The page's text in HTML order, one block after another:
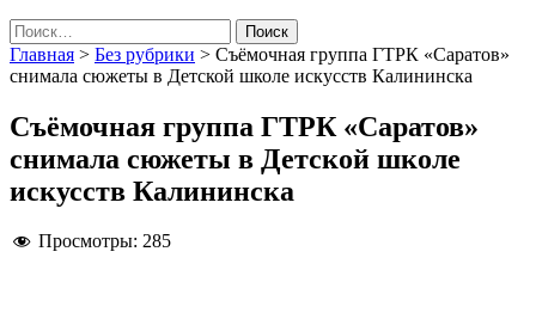
Найти:
Главная > Без рубрики > Съёмочная группа ГТРК «Саратов»
снимала сюжеты в Детской школе искусств Калининска
Съёмочная группа ГТРК «Саратов»
снимала сюжеты в Детской школе
искусств Калининска
Просмотры: 285